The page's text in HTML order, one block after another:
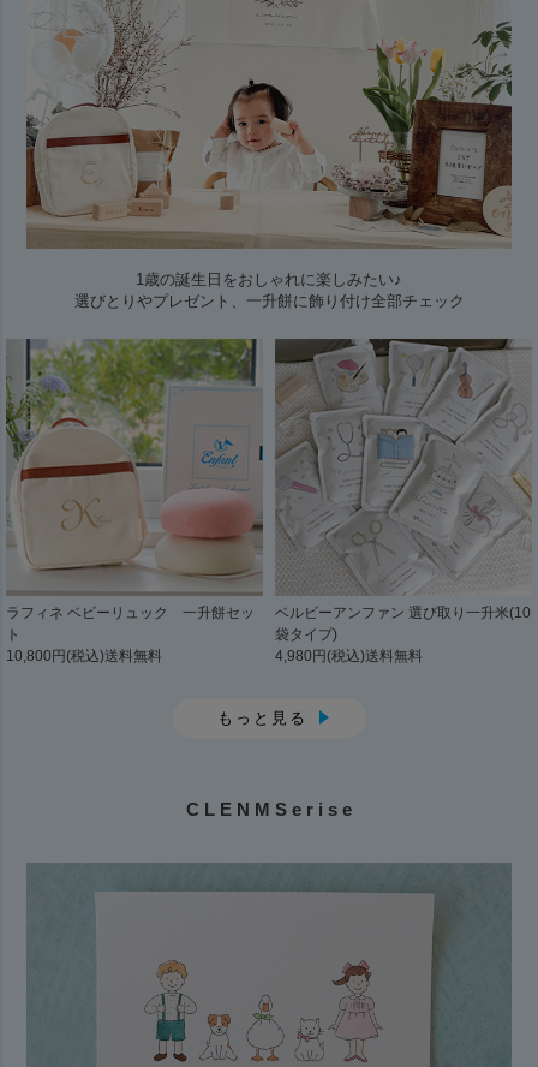
1歳の誕生日をおしゃれに楽しみたい♪
選びとりやプレゼント、一升餅に飾り付け全部チェック
ラフィネ ベビーリュック 一升餅セッ
ト
10,800円(税込)送料無料
ベルビーアンファン 選び取り一升米(10
袋タイプ)
4,980円(税込)送料無料
もっと見る
C L E N M S e r i s e